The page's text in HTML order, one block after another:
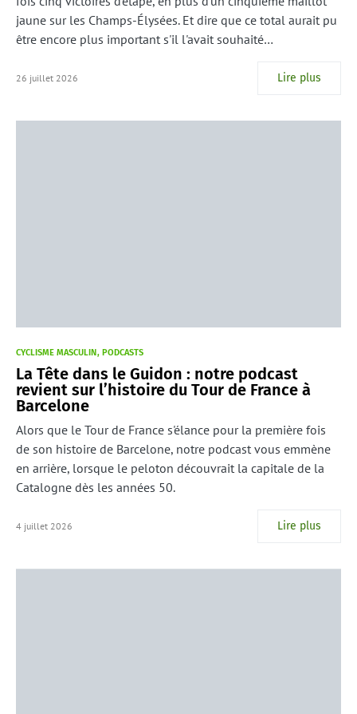
jaune sur les Champs-Élysées. Et dire que ce total aurait pu
être encore plus important s'il l'avait souhaité…
26 juillet 2026 Lire plus
CYCLISME MASCULIN PODCASTS
La Tête dans le Guidon : notre podcast
revient sur l’histoire du Tour de France à
Barcelone
Alors que le Tour de France s'élance pour la première fois
de son histoire de Barcelone, notre podcast vous emmène
en arrière, lorsque le peloton découvrait la capitale de la
Catalogne dès les années 50.
4 juillet 2026 Lire plus